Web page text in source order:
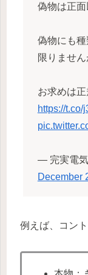
偽物は正面
偽物にも
限りませ
お求めは
https://t.co/
— 完実電
December
例えば、コン